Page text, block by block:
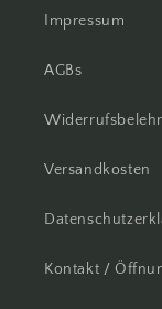
Impressum
AGBs
Versandkosten
Kontakt /